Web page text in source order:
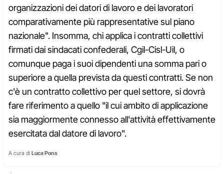
organizzazioni dei datori di lavoro e dei lavoratori
comparativamente più rappresentative sul piano
nazionale". Insomma, chi applica i contratti collettivi
firmati dai sindacati confederali, Cgil-Cisl-Uil, o
comunque paga i suoi dipendenti una somma pari o
superiore a quella prevista da questi contratti. Se non
c'è un contratto collettivo per quel settore, si dovrà
fare riferimento a quello "il cui ambito di applicazione
sia maggiormente connesso all'attività effettivamente
esercitata dal datore di lavoro".
A cura di Luca Pons